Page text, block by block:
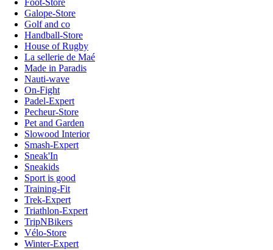
Foot-Store
Galope-Store
Golf and co
Handball-Store
House of Rugby
La sellerie de Maé
Made in Paradis
Nauti-wave
On-Fight
Padel-Expert
Pecheur-Store
Pet and Garden
Slowood Interior
Smash-Expert
Sneak'In
Sneakids
Sport is good
Training-Fit
Trek-Expert
Triathlon-Expert
TripNBikers
Vélo-Store
Winter-Expert